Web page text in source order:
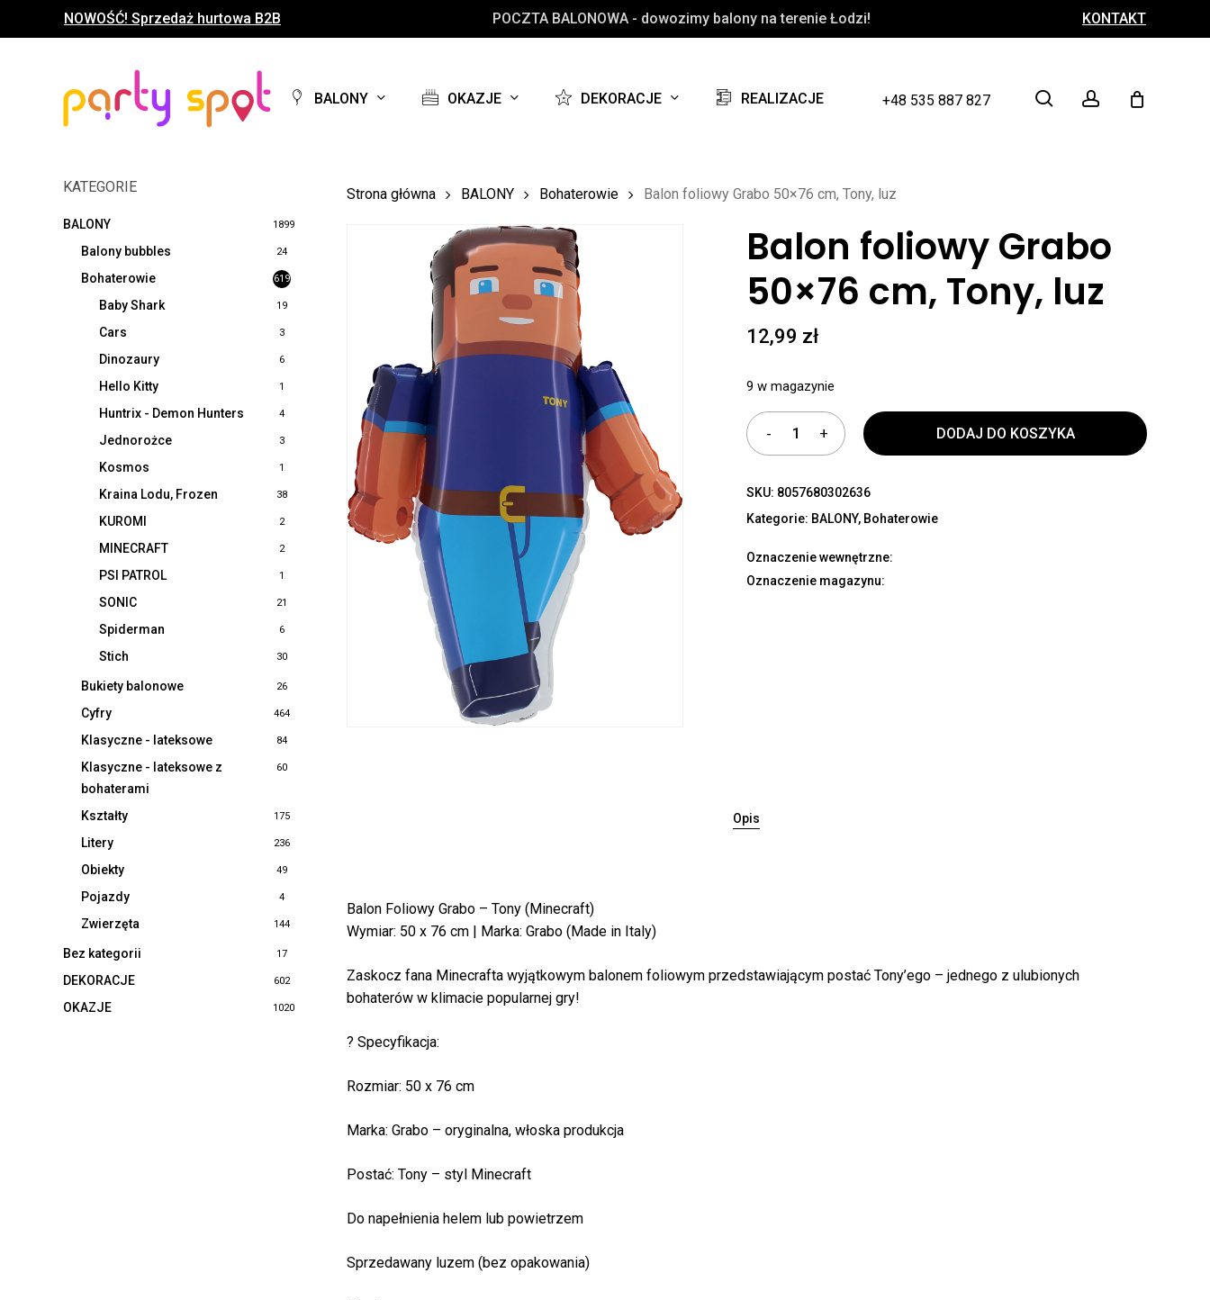
NOWOŚĆ! Sprzedaż hurtowa B2B POCZTA BALONOWA - dowozimy balony na terenie Łodzi! KONTAKT
BALONY OKAZJE DEKORACJE REALIZACJE +48 535 887 827 search account
Koszyk Close
KATEGORIE
BALONY 1899
Balony bubbles 24
Bohaterowie 619
Baby Shark 19
Cars 3
Dinozaury 6
Hello Kitty 1
Huntrix - Demon Hunters 4
Jednorożce 3
Kosmos 1
Kraina Lodu, Frozen 38
KUROMI 2
MINECRAFT 2
PSI PATROL 1
SONIC 21
Spiderman 6
Stich 30
Bukiety balonowe 26
Cyfry 464
Klasyczne - lateksowe 84
Klasyczne - lateksowe z
bohaterami
60
Kształty 175
Litery 236
Obiekty 49
Pojazdy 4
Zwierzęta 144
Bez kategorii 17
DEKORACJE 602
OKAZJE 1020
Strona główna BALONY Bohaterowie Balon foliowy Grabo 50×76 cm, Tony, luz
Balon foliowy Grabo
50×76 cm, Tony, luz
12,99 zł
9 w magazynie
DODAJ DO KOSZYKA
SKU: 8057680302636
Kategorie: BALONY, Bohaterowie
Oznaczenie wewnętrzne:
Oznaczenie magazynu:
Opis
Balon Foliowy Grabo – Tony (Minecraft)
Wymiar: 50 x 76 cm | Marka: Grabo (Made in Italy)
Zaskocz fana Minecrafta wyjątkowym balonem foliowym przedstawiającym postać Tony’ego – jednego z ulubionych
bohaterów w klimacie popularnej gry!
? Specyfikacja:
Rozmiar: 50 x 76 cm
Marka: Grabo – oryginalna, włoska produkcja
Postać: Tony – styl Minecraft
Do napełnienia helem lub powietrzem
Sprzedawany luzem (bez opakowania)